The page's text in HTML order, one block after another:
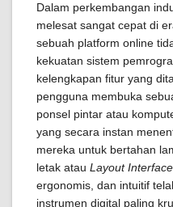
Dalam perkembangan
melesat sangat cepat di
sebuah platform online
kekuatan sistem
kelengkapan fitur yang
pengguna membuka
ponsel pintar atau
yang secara instan
mereka untuk bertahan
letak atau Layout Interface
ergonomis, dan intuitif
instrumen digital paling